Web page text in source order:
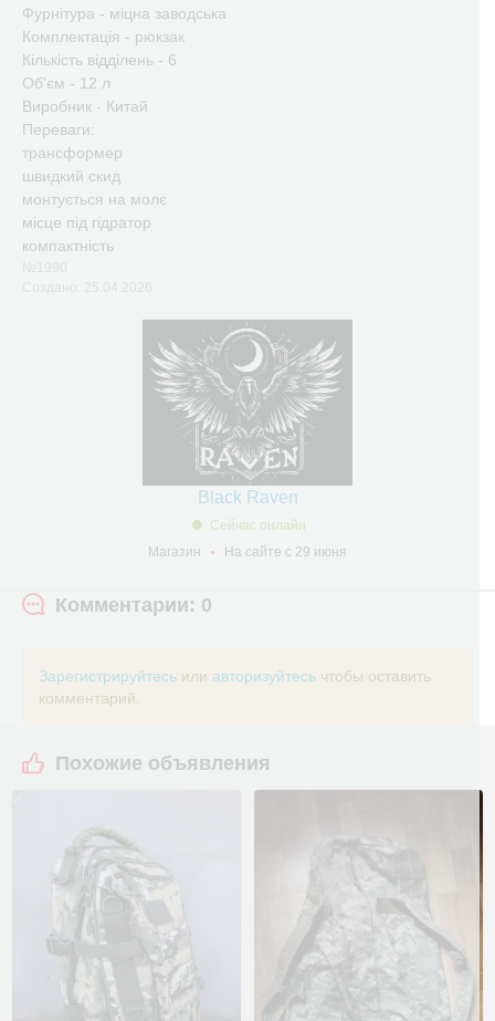
Фурнітура - міцна заводська
Комплектація - рюкзак
Кількість відділень - 6
Об'єм - 12 л
Виробник - Китай
Переваги:
трансформер
швидкий скид
монтується на молє
місце під гідратор
компактність
Black Raven
Сейчас онлайн
Магазин
На сайте с 29 июня
Комментарии: 0
Зарегистрируйтесь или авторизуйтесь чтобы оставить
комментарий.
Похожие объявления